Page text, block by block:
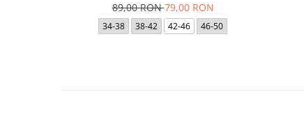
89,00 RON79,00 RON
34-38 38-42 42-46 46-50